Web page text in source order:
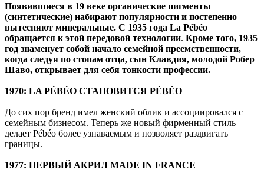
Появившиеся в 19 веке органические пигменты
(синтетические) набирают популярности и постепенно
вытесняют минеральные. С 1935 года La Pébéo
обращается к этой передовой технологии. Кроме того, 1935
год знаменует собой начало семейной преемственности,
когда следуя по стопам отца, сын Клавдия, молодой Робер
Шаво, открывает для себя тонкости профессии.
1970: LA PÉBÉO СТАНОВИТСЯ PÉBÉO
До сих пор бренд имел женский облик и ассоциировался с
семейным бизнесом. Теперь же новый фирменный стиль
делает Pébéo более узнаваемым и позволяет раздвигать
границы.
1977: ПЕРВЫЙ АКРИЛ MADE IN FRANCE